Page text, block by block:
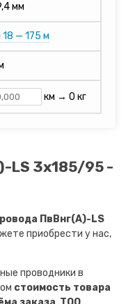
мм
— 175 м
км → 0 кг
LS 3х185/95 -
ПвВнг(A)-LS
приобрести у нас,
проводники в
стоимость товара